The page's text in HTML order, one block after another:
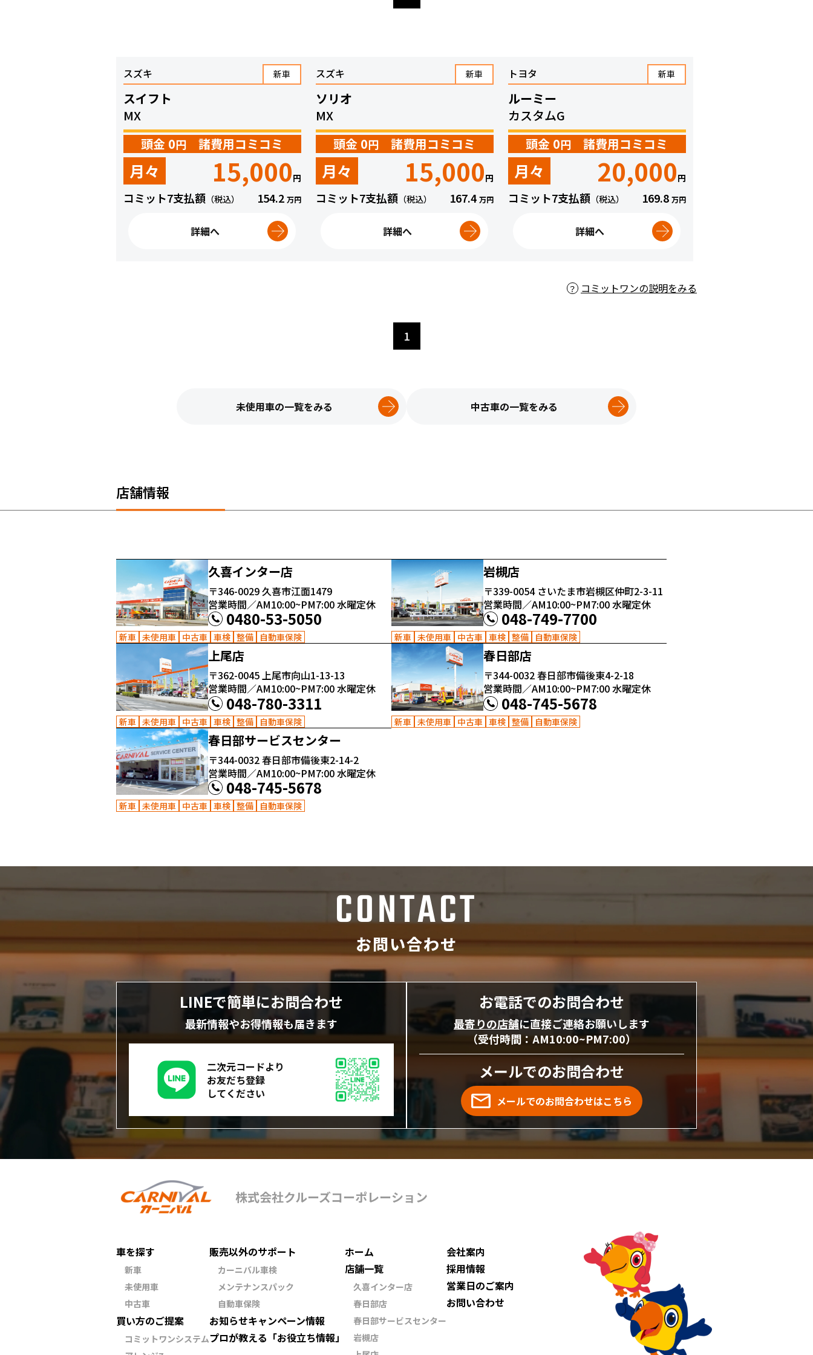
スズキ 新車
スイフト
MX
頭金 0円 諸費用コミコミ
月々 15,000円
コミット7支払額 （税込） 154.2 万円
詳細へ
スズキ 新車
ソリオ
MX
頭金 0円 諸費用コミコミ
月々 15,000円
コミット7支払額（税込） 167.4 万円
詳細へ
トヨタ 新車
ルーミー
カスタムG
頭金 0円 諸費用コミコミ
月々 20,000円
コミット7支払額（税込） 169.8 万円
詳細へ
コミットワンの説明をみる
1
未使用車の一覧をみる 中古車の一覧をみる
店舗情報
久喜インター店
〒346-0029久喜市江面1479
営業時間／AM10:00~PM7:00水曜定休
0480-53-5050
新車 未使用車 中古車 車検 整備 自動車保険
岩槻店
〒339-0054 さいたま市岩槻区仲町2-3-11
営業時間／AM10:00~PM7:00水曜定休
048-749-7700
新車 未使用車 中古車 車検 整備 自動車保険
上尾店
〒362-0045上尾市向山1-13-13
営業時間／AM10:00~PM7:00水曜定休
048-780-3311
新車 未使用車 中古車 車検 整備 自動車保険
春日部店
〒344-0032春日部市備後東4-2-18
営業時間／AM10:00~PM7:00水曜定休
048-745-5678
新車 未使用車 中古車 車検 整備 自動車保険
春日部サービスセンター
〒344-0032春日部市備後東2-14-2
営業時間／AM10:00~PM7:00水曜定休
048-745-5678
新車 未使用車 中古車 車検 整備 自動車保険
CONTACT
お問い合わせ
LINEで簡単にお問合わせ
最新情報やお得情報も届きます
二次元コードより
お友だち登録
してください
お電話でのお問合わせ
最寄りの店舗に直接ご連絡お願いします
（受付時間：AM10:00~PM7:00）
メールでのお問合わせ
メールでのお問合わせはこちら
株式会社クルーズコーポレーション
車を探す
新車
未使用車
中古車
買い方のご提案
コミットワンシステム
販売以外のサポート
カーニバル車検
メンテナンスパック
自動車保険
お知らせキャンペーン情報
プロが教える 「お役立ち情報」
ホーム
店舗一覧
久喜インター店
春日部店
春日部サービスセンター
岩槻店
会社案内
採用情報
営業日のご案内
お問い合わせ